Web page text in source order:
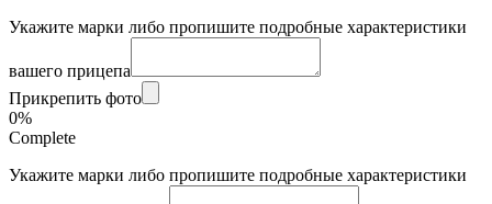
Укажите марки либо пропишите подробные характеристики
вашего прицепа
Прикрепить фото
0%
Complete
Укажите марки либо пропишите подробные характеристики